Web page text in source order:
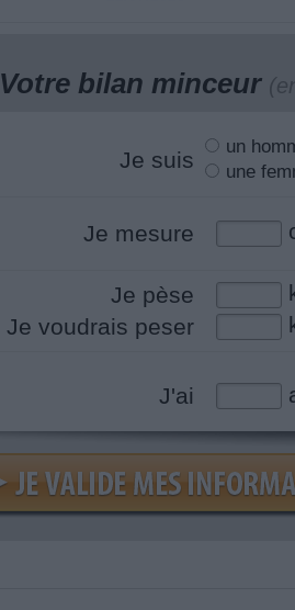
Votre bilan minceur
Je suis
un
une
Je mesure
Je pèse
Je voudrais peser
J'ai